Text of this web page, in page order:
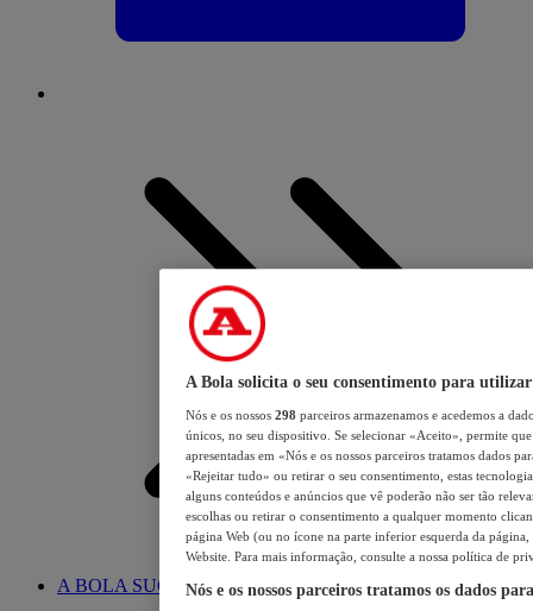
A BOLA SUGERE
A Bola solicita o seu consentimento para utilizar
Nós e os nossos 298 parceiros armazenamos e acedemos a
únicos, no seu dispositivo. Se selecionar «Aceito», permite
apresentadas em «Nós e os nossos parceiros tratamos dados
«Rejeitar tudo» ou retirar o seu consentimento, estas
alguns conteúdos e anúncios que vê poderão não ser tão
escolhas ou retirar o consentimento a qualquer momento
página Web (ou no ícone na parte inferior esquerda da página,
Website. Para mais informação, consulte a nossa política de
Nós e os nossos parceiros tratamos os dados